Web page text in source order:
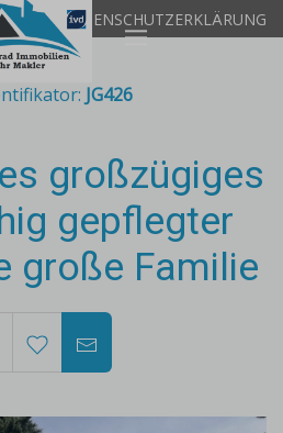
DATENSCHUTZERKLÄRUNG
JG426
großzügiges
gepflegter
große Familie